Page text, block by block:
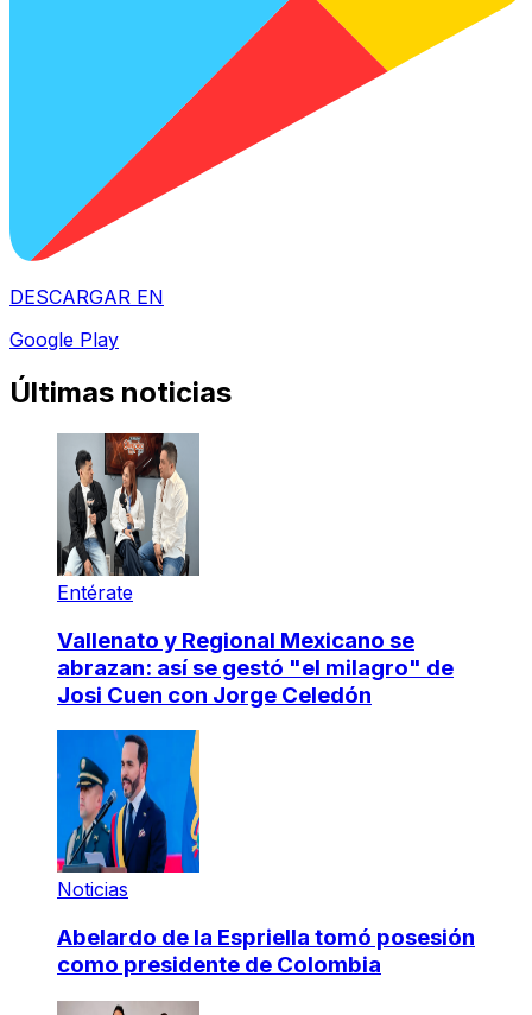
DESCARGAR EN
Google Play
Últimas noticias
Entérate
Vallenato y Regional Mexicano se
abrazan: así se gestó "el milagro" de
Josi Cuen con Jorge Celedón
Noticias
Abelardo de la Espriella tomó posesión
como presidente de Colombia